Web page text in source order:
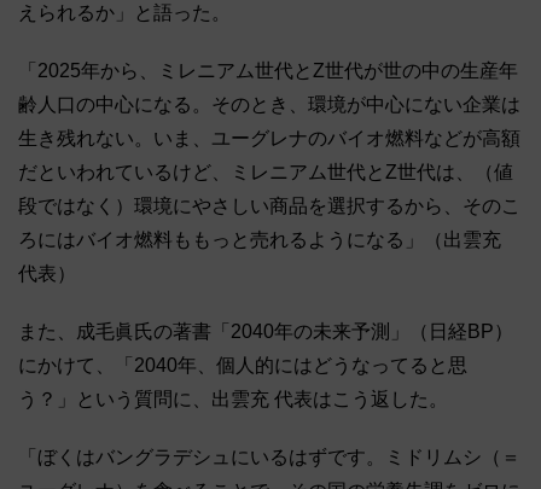
えられるか」と語った。
「2025年から、ミレニアム世代とZ世代が世の中の生産年
齢人口の中心になる。そのとき、環境が中心にない企業は
生き残れない。いま、ユーグレナのバイオ燃料などが高額
だといわれているけど、ミレニアム世代とZ世代は、（値
段ではなく）環境にやさしい商品を選択するから、そのこ
ろにはバイオ燃料ももっと売れるようになる」（出雲充
代表）
また、成毛眞氏の著書「2040年の未来予測」（日経BP）
にかけて、「2040年、個人的にはどうなってると思
う？」という質問に、出雲充 代表はこう返した。
「ぼくはバングラデシュにいるはずです。ミドリムシ（＝